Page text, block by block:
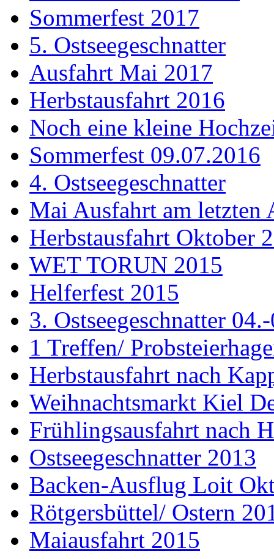
Sommerfest 2017
5. Ostseegeschnatter
Ausfahrt Mai 2017
Herbstausfahrt 2016
Noch eine kleine
Sommerfest 09.07.2016
4. Ostseegeschnatter
Mai Ausfahrt am letzten
Herbstausfahrt Oktober
WET TORUN 2015
Helferfest 2015
3. Ostseegeschnatter
1 Treffen/
Herbstausfahrt nach
Weihnachtsmarkt Kiel
Frühlingsausfahrt nach
Ostseegeschnatter 2013
Backen-Ausflug Loit
Rötgersbüttel/ Ostern
Maiausfahrt 2015